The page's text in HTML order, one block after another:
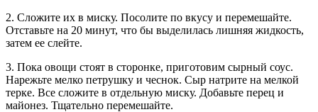
2. Сложите их в миску. Посолите по вкусу и перемешайте.
Отставьте на 20 минут, что бы выделилась лишняя жидкость,
затем ее слейте.
3. Пока овощи стоят в сторонке, приготовим сырный соус.
Нарежьте мелко петрушку и чеснок. Сыр натрите на мелкой
терке. Все сложите в отдельную миску. Добавьте перец и
майонез. Тщательно перемешайте.